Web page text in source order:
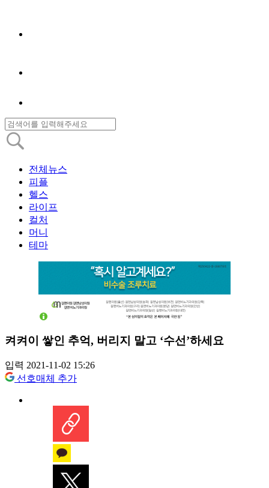
전체뉴스
피플
헬스
라이프
컬처
머니
테마
켜켜이 쌓인 추억, 버리지 말고 ‘수선’하세요
입력 2021-11-02 15:26
선호매체 추가